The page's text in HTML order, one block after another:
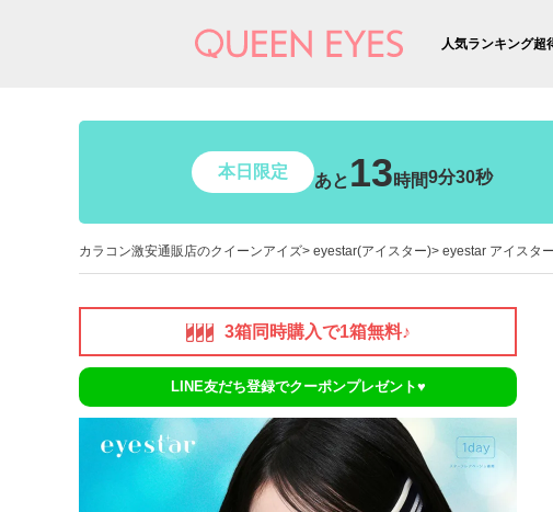
人気ランキング超
本日限定 あと 13時間9分29秒
カラコン激安通販店のクイーンアイズ eyestar(アイスター) eyestar アイスタ
3箱同時購入で1箱無料♪
LINE友だち登録でクーポンプレゼント♥